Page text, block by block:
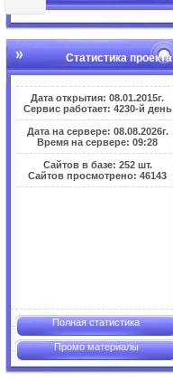
Статистика проекта
Дата открытия: 08.01.2015г.
Сервис работает: 4230-й день
Дата на сервере: 08.08.2026г.
Время на сервере: 09:28
Сайтов в базе: 252 шт.
Сайтов просмотрено: 46143
Полная статистика
Промо материалы